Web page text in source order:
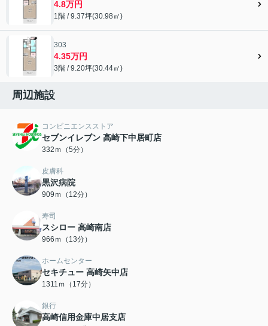
4.8万円
1階 / 9.37坪(30.98㎡)
303
4.35万円
3階 / 9.20坪(30.44㎡)
周辺施設
コンビニエンスストア
セブンイレブン 高崎下中居町店
332ｍ（5分）
皮膚科
黒沢病院
909ｍ（12分）
寿司
スシロー 高崎南店
966ｍ（13分）
ホームセンター
セキチュー 高崎矢中店
1311ｍ（17分）
銀行
高崎信用金庫中居支店